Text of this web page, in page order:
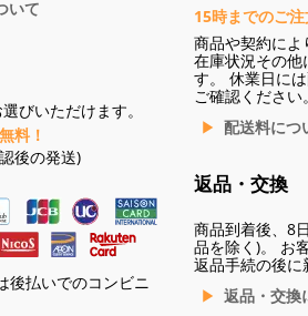
いて
びいただけます。
料！
後の発送)
後払いでのコンビニ
15時までのご注
商品や契約によ
在庫状況その他
す。 休業日に
ご確認ください。
配送料につ
返品・交換
商品到着後、8
品を除く)。 お
返品手続の後に
返品・交換